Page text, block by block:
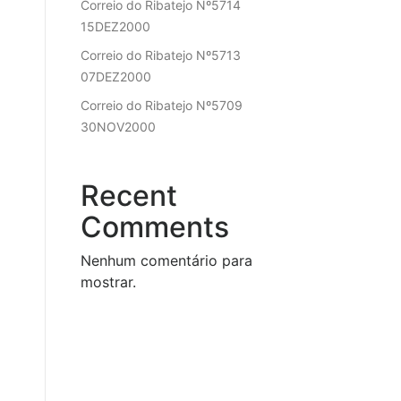
Correio do Ribatejo Nº5714
15DEZ2000
Correio do Ribatejo Nº5713
07DEZ2000
Correio do Ribatejo Nº5709
30NOV2000
Recent
Comments
Nenhum comentário para
mostrar.